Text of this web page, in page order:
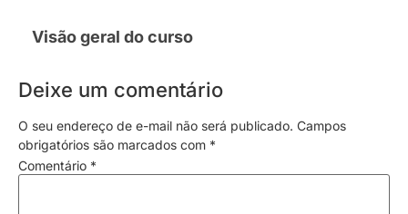
Visão geral do curso
Deixe um comentário
O seu endereço de e-mail não será publicado. Campos
obrigatórios são marcados com *
Comentário *